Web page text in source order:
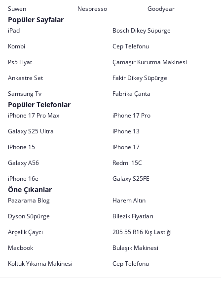
Suwen
Nespresso Goodyear
Popüler Sayfalar
iPad
Bosch Dikey Süpürge
Kombi
Cep Telefonu
Ps5 Fiyat
Çamaşır Kurutma Makinesi
Ankastre Set
Fakir Dikey Süpürge
Samsung Tv
Fabrika Çanta
Popüler Telefonlar
iPhone 17 Pro Max
iPhone 17 Pro
Galaxy S25 Ultra
iPhone 13
iPhone 15
iPhone 17
Galaxy A56
Redmi 15C
iPhone 16e
Galaxy S25FE
Öne Çıkanlar
Pazarama Blog
Harem Altın
Dyson Süpürge
Bilezik Fiyatları
Arçelik Çaycı
205 55 R16 Kış Lastiği
Macbook
Bulaşık Makinesi
Koltuk Yıkama Makinesi
Cep Telefonu